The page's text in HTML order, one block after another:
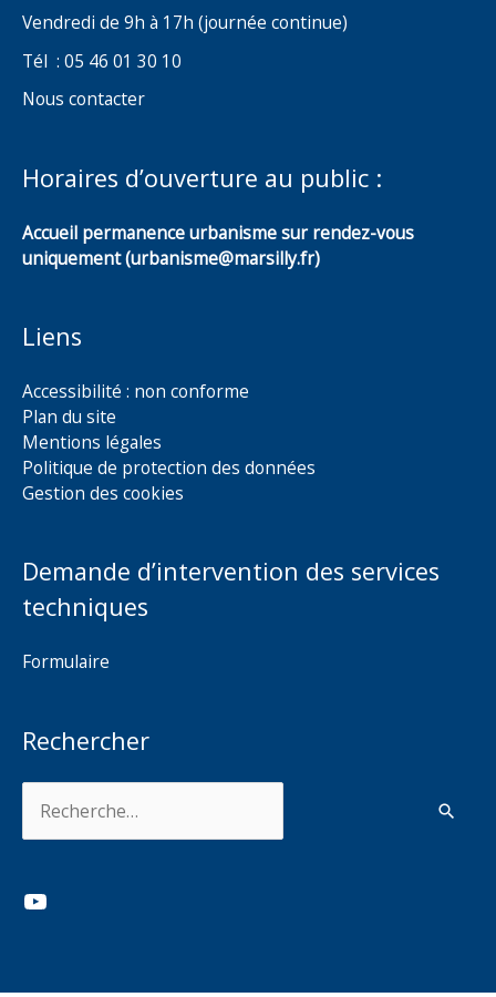
Vendredi de 9h à 17h (journée continue)
Tél : 05 46 01 30 10
Nous contacter
Horaires d’ouverture au public :
Accueil permanence urbanisme sur rendez-vous
uniquement (urbanisme@marsilly.fr)
Liens
Accessibilité : non conforme
Plan du site
Mentions légales
Politique de protection des données
Gestion des cookies
Demande d’intervention des services
techniques
Formulaire
Rechercher
YouTube